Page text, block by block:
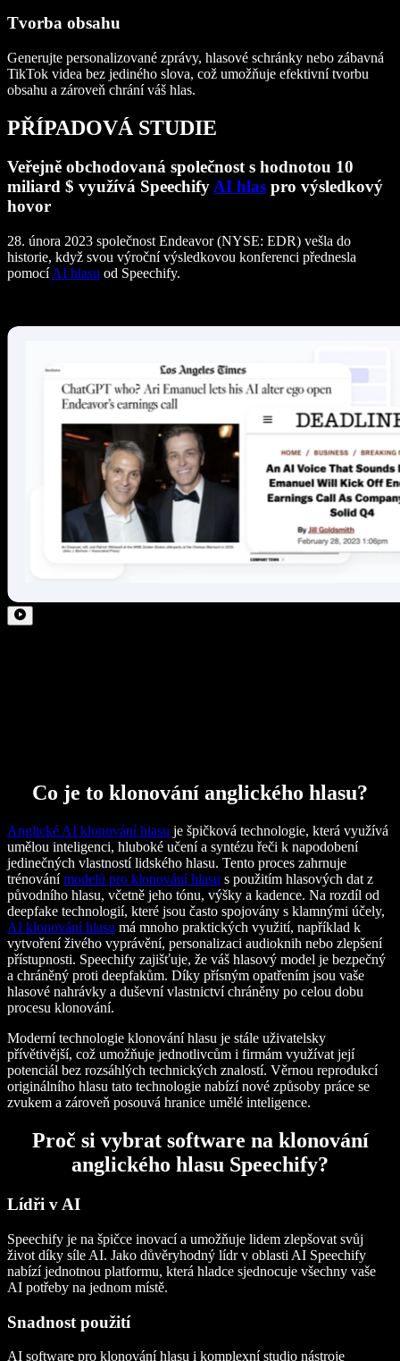
Tvorba obsahu
Generujte personalizované zprávy, hlasové schránky nebo zábavná
TikTok videa bez jediného slova, což umožňuje efektivní tvorbu
obsahu a zároveň chrání váš hlas.
PŘÍPADOVÁ STUDIE
Veřejně obchodovaná společnost s hodnotou 10
miliard $ využívá SpeechifyAI hlas pro výsledkový
hovor
28. února 2023 společnost Endeavor (NYSE: EDR) vešla do
historie, když svou výroční výsledkovou konferenci přednesla
pomocíAI hlasu od Speechify.
Co je to klonování anglického hlasu?
Anglické AI klonování hlasu je špičková technologie, která využívá
umělou inteligenci, hluboké učení a syntézu řeči k napodobení
jedinečných vlastností lidského hlasu. Tento proces zahrnuje
trénovánímodelů pro klonování hlasu s použitím hlasových dat z
původního hlasu, včetně jeho tónu, výšky a kadence. Na rozdíl od
deepfake technologií, které jsou často spojovány s klamnými účely,
AI klonování hlasu má mnoho praktických využití, například k
vytvoření živého vyprávění, personalizaci audioknih nebo zlepšení
přístupnosti. Speechify zajišťuje, že váš hlasový model je bezpečný
a chráněný proti deepfakům. Díky přísným opatřením jsou vaše
hlasové nahrávky a duševní vlastnictví chráněny po celou dobu
procesu klonování.
Moderní technologie klonování hlasu je stále uživatelsky
přívětivější, což umožňuje jednotlivcům i firmám využívat její
potenciál bez rozsáhlých technických znalostí. Věrnou reprodukcí
originálního hlasu tato technologie nabízí nové způsoby práce se
zvukem a zároveň posouvá hranice umělé inteligence.
Proč si vybrat software na klonování
anglického hlasu Speechify?
Lídři v AI
Speechify je na špičce inovací a umožňuje lidem zlepšovat svůj
život díky síle AI. Jako důvěryhodný lídr v oblasti AI Speechify
nabízí jednotnou platformu, která hladce sjednocuje všechny vaše
AI potřeby na jednom místě.
Snadnost použití
AI software pro klonování hlasu i komplexní studio nástroje